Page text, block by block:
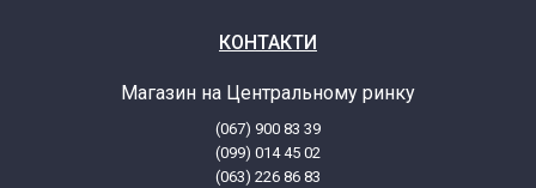
Whirlpool AWA 5051
Whirlpool AWA 5051 856150529110
Whirlpool AWA 5051 856150529111
КОНТАКТИ
Магазин на Центральному ринку
(067) 900 83 39
(099) 014 45 02
(063) 226 86 83